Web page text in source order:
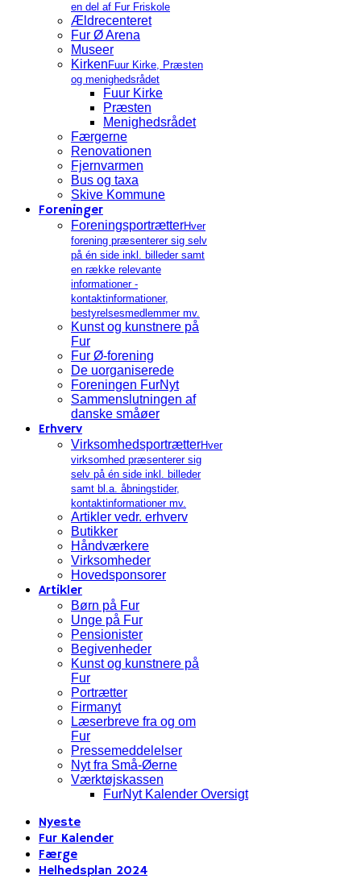
en del af Fur Friskole
Ældrecenteret
Fur Ø Arena
Museer
Kirken Fuur Kirke, Præsten
og menighedsrådet
Fuur Kirke
Præsten
Menighedsrådet
Færgerne
Renovationen
Fjernvarmen
Bus og taxa
Skive Kommune
Foreninger
ForeningsportrætterHver
forening præsenterer sig selv
på én side inkl. billeder samt
en række relevante
informationer -
kontaktinformationer,
bestyrelsesmedlemmer mv.
Kunst og kunstnere på
Fur
Fur Ø-forening
De uorganiserede
Foreningen FurNyt
Sammenslutningen af
danske småøer
Erhverv
VirksomhedsportrætterHver
virksomhed præsenterer sig
selv på én side inkl. billeder
samt bl.a. åbningstider,
kontaktinformationer mv.
Artikler vedr. erhverv
Butikker
Håndværkere
Virksomheder
Hovedsponsorer
Artikler
Børn på Fur
Unge på Fur
Pensionister
Begivenheder
Kunst og kunstnere på
Fur
Portrætter
Firmanyt
Læserbreve fra og om
Fur
Pressemeddelelser
Nyt fra Små-Øerne
Værktøjskassen
FurNyt Kalender Oversigt
Nyeste
Fur Kalender
Færge
Helhedsplan 2024